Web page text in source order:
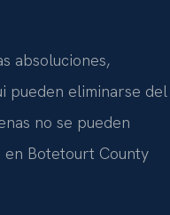
absoluciones,
pueden eliminarse del
no se pueden
en Botetourt County